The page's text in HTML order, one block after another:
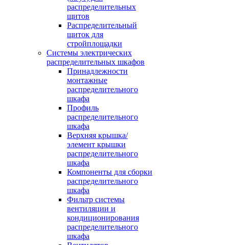
распределительных
щитов
Распределительный
щиток для
стройплощадки
Системы электрических
распределительных шкафов
Принадлежности
монтажные
распределительного
шкафа
Профиль
распределительного
шкафа
Верхняя крышка/
элемент крышки
распределительного
шкафа
Компоненты для сборки
распределительного
шкафа
Фильтр системы
вентиляции и
кондиционирования
распределительного
шкафа